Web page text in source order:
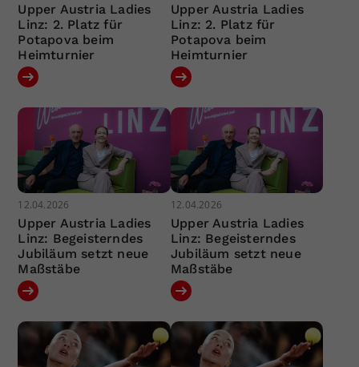
Upper Austria Ladies
Linz: 2. Platz für
Potapova beim
Heimturnier
Upper Austria Ladies
Linz: 2. Platz für
Potapova beim
Heimturnier
12.04.2026
Upper Austria Ladies
Linz: Begeisterndes
Jubiläum setzt neue
Maßstäbe
12.04.2026
Upper Austria Ladies
Linz: Begeisterndes
Jubiläum setzt neue
Maßstäbe